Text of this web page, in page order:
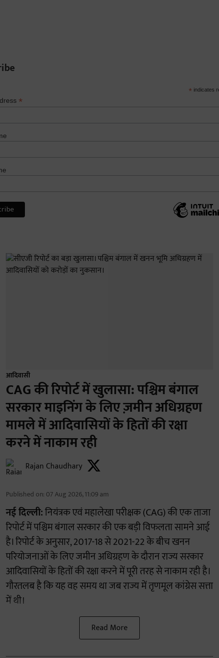
* indicates
*
आदिवासी
CAG की रिपोर्ट में खुलासा: पश्चिम बंगाल
सरकार माइनिंग के लिए ज़मीन अधिग्रहण
मामले में आदिवासियों के हितों की रक्षा
करने में नाकाम रही
Rajan Chaudhary
Published on: 07 Aug 2026, 11:09 am
नई दिल्ली:नियंत्रक एवं महालेखा परीक्षक (CAG) की एक ताजा
रिपोर्ट में पश्चिम बंगाल सरकार की एक बड़ी विफलता सामने आई
है। रिपोर्ट के अनुसार, 2017-18 से 2021-22 के बीच खनन
परियोजनाओं के लिए जमीन अधिग्रहण के दौरान राज्य सरकार
आदिवासियों के हितों की रक्षा करने में पूरी तरह से नाकाम रही है।
गौरतलब है कि यह वह समय था जब राज्य में तृणमूल कांग्रेस सत्ता
में थी।
Read More